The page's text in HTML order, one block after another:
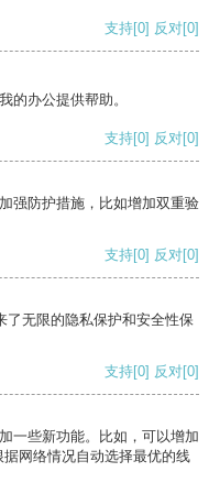
支持[0] 反对[0]
的办公提供帮助。
支持[0] 反对[0]
强防护措施，比如增加双重验
支持[0] 反对[0]
了无限的隐私保护和安全性保
支持[0] 反对[0]
一些新功能。比如，可以增加
网络情况自动选择最优的线